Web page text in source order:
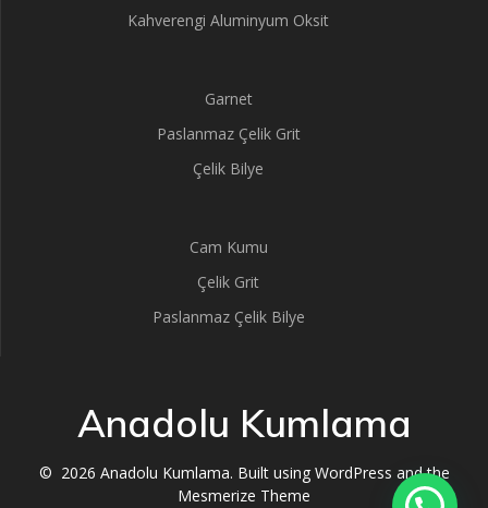
Kahverengi Aluminyum Oksit
Garnet
Paslanmaz Çelik Grit
Çelik Bilye
Cam Kumu
Çelik Grit
Paslanmaz Çelik Bilye
Anadolu Kumlama
© 2026 Anadolu Kumlama. Built using WordPress and the
Mesmerize Theme